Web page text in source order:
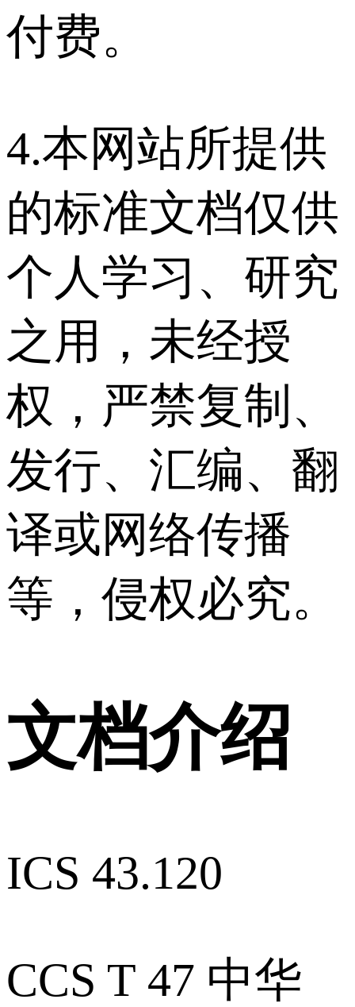
付费。
4.本网站所提供
的标准文档仅供
个人学习、研究
之用，未经授
权，严禁复制、
发行、汇编、翻
译或网络传播
等，侵权必究。
文档介绍
ICS 43.120
CCS T 47 中华